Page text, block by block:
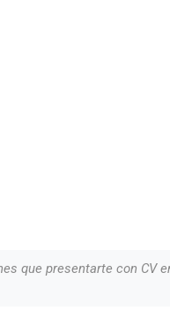
que presentarte con CV